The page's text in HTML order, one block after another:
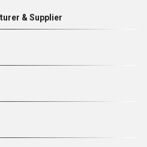
जैसे हैंड व्हील, स्टेम नट (योक ब्रैम्बल/
अनुभव के साथ, एम. के. इंडस्ट्रीज
प्रदाता बन गया है। हम विभिन्न उद्योगों
फोर्जिंग और शीट मेटल पार्ट्स
निर्माता और आपूर्तिकर्ता हैं। हमारे
& Supplier